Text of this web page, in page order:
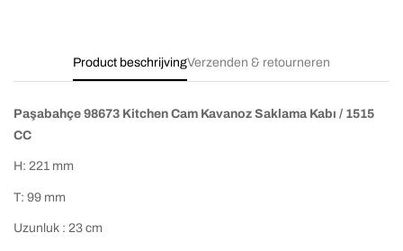
Product beschrijvingVerzenden & retourneren
Paşabahçe 98673 Kitchen Cam Kavanoz Saklama Kabı / 1515
CC
H: 221 mm
T: 99 mm
Uzunluk : 23 cm